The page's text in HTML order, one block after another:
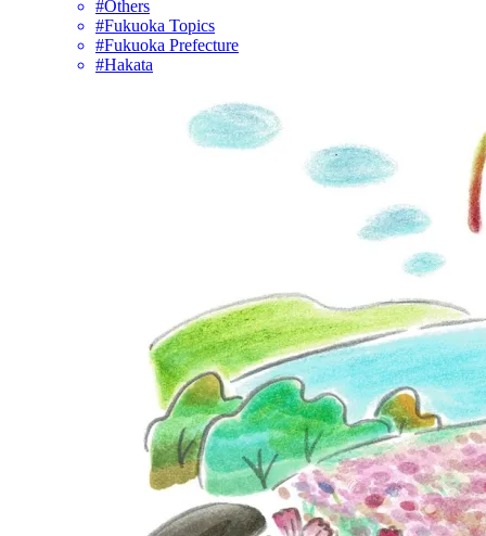
#Others
#Fukuoka Topics
#Fukuoka Prefecture
#Hakata